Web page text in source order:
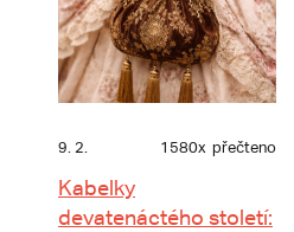
9. 2. 1580x přečteno
Kabelky
devatenáctého století: